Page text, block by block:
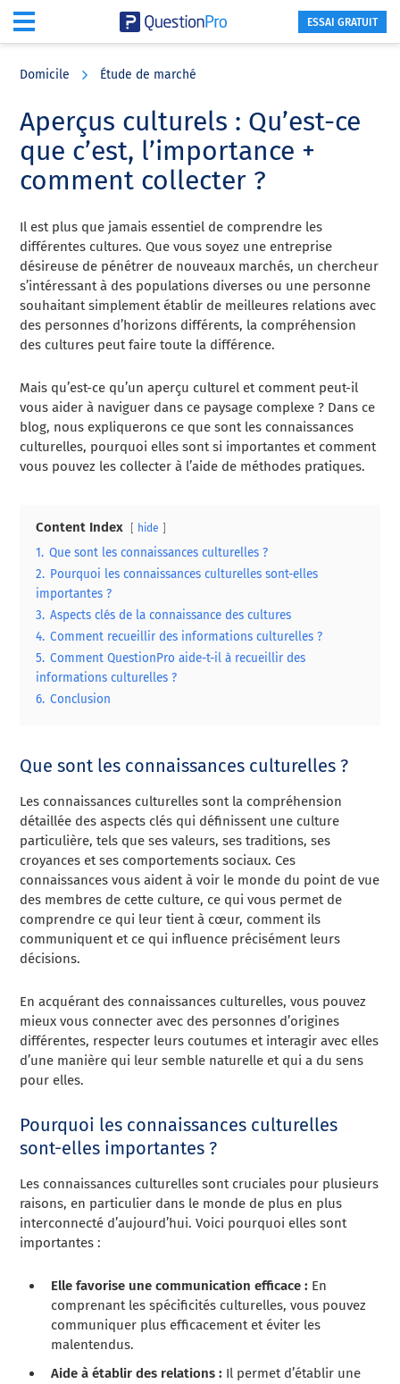
content
sidebar
ESSAI GRATUIT
Domicile Étude de marché
Aperçus culturels : Qu’est-ce
que c’est, l’importance +
comment collecter ?
Il est plus que jamais essentiel de comprendre les
différentes cultures. Que vous soyez une entreprise
désireuse de pénétrer de nouveaux marchés, un chercheur
s’intéressant à des populations diverses ou une personne
souhaitant simplement établir de meilleures relations avec
des personnes d’horizons différents, la compréhension
des cultures peut faire toute la différence.
Mais qu’est-ce qu’un aperçu culturel et comment peut-il
vous aider à naviguer dans ce paysage complexe ? Dans ce
blog, nous expliquerons ce que sont les connaissances
culturelles, pourquoi elles sont si importantes et comment
vous pouvez les collecter à l’aide de méthodes pratiques.
Content Index hide
1. Que sont les connaissances culturelles ?
2. Pourquoi les connaissances culturelles sont-elles
importantes ?
3. Aspects clés de la connaissance des cultures
4. Comment recueillir des informations culturelles ?
5. Comment QuestionPro aide-t-il à recueillir des
informations culturelles ?
6. Conclusion
Que sont les connaissances culturelles ?
Les connaissances culturelles sont la compréhension
détaillée des aspects clés qui définissent une culture
particulière, tels que ses valeurs, ses traditions, ses
croyances et ses comportements sociaux. Ces
connaissances vous aident à voir le monde du point de vue
des membres de cette culture, ce qui vous permet de
comprendre ce qui leur tient à cœur, comment ils
communiquent et ce qui influence précisément leurs
décisions.
En acquérant des connaissances culturelles, vous pouvez
mieux vous connecter avec des personnes d’origines
différentes, respecter leurs coutumes et interagir avec elles
d’une manière qui leur semble naturelle et qui a du sens
pour elles.
Pourquoi les connaissances culturelles
sont-elles importantes ?
Les connaissances culturelles sont cruciales pour plusieurs
raisons, en particulier dans le monde de plus en plus
interconnecté d’aujourd’hui. Voici pourquoi elles sont
importantes :
Elle favorise une communication efficace : En
comprenant les spécificités culturelles, vous pouvez
communiquer plus efficacement et éviter les
malentendus.
Aide à établir des relations : Il permet d’établir une